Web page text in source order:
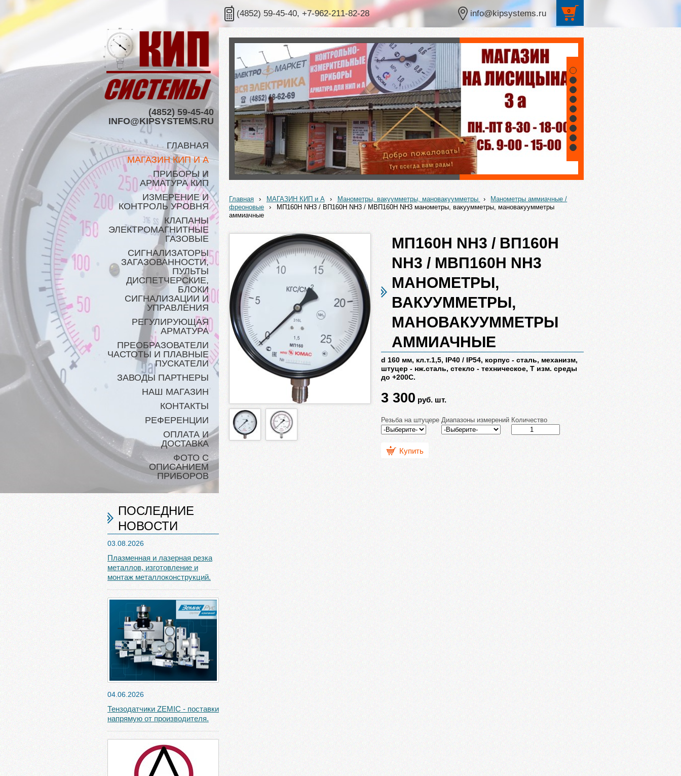
0
(4852) 59-45-40, +7-962-211-82-28 info@kipsystems.ru
(4852) 59-45-40
INFO@KIPSYSTEMS.RU
ГЛАВНАЯ
МАГАЗИН КИП И А
ПРИБОРЫ И
АРМАТУРА КИП
ИЗМЕРЕНИЕ И
КОНТРОЛЬ УРОВНЯ
КЛАПАНЫ
ЭЛЕКТРОМАГНИТНЫЕ
ГАЗОВЫЕ
СИГНАЛИЗАТОРЫ
ЗАГАЗОВАННОСТИ,
ПУЛЬТЫ
ДИСПЕТЧЕРСКИЕ,
БЛОКИ
СИГНАЛИЗАЦИИ И
УПРАВЛЕНИЯ
РЕГУЛИРУЮЩАЯ
АРМАТУРА
ПРЕОБРАЗОВАТЕЛИ
ЧАСТОТЫ И ПЛАВНЫЕ
ПУСКАТЕЛИ
ЗАВОДЫ ПАРТНЕРЫ
НАШ МАГАЗИН
КОНТАКТЫ
РЕФЕРЕНЦИИ
ОПЛАТА И
ДОСТАВКА
ФОТО С
ОПИСАНИЕМ
ПРИБОРОВ
ПОСЛЕДНИЕ
НОВОСТИ
03.08.2026
Плазменная и лазерная резка
металлов, изготовление и
монтаж металлоконструкций.
04.06.2026
Тензодатчики ZEMIC - поставки
напрямую от производителя.
1
2
3
4
5
6
7
8
9
Главная › МАГАЗИН КИП и А › Манометры, вакуумметры, мановакуумметры ›
Манометры аммиачные /
фреоновые
›
МП160Н NH3 / ВП160Н NH3 / МВП160Н NH3 манометры, вакуумметры, мановакуумметры
аммиачные
МП160Н NH3 / ВП160Н
NH3 / МВП160Н NH3
МАНОМЕТРЫ,
ВАКУУММЕТРЫ,
МАНОВАКУУММЕТРЫ
АММИАЧНЫЕ
d 160 мм, кл.т.1,5, IP40 / IP54, корпус - сталь, механизм,
штуцер - нж.сталь, стекло - техническое, Т изм. среды
до +200С.
3 300 руб. шт.
Резьба на штуцере Диапазоны измерений Количество
Купить